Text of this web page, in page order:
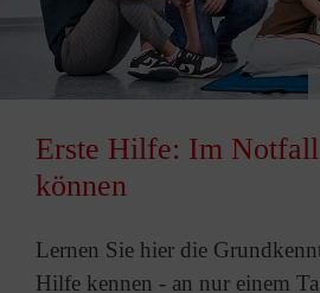
Erste Hilfe: Im
können
Lernen Sie hier die
Hilfe kennen - an nur einem